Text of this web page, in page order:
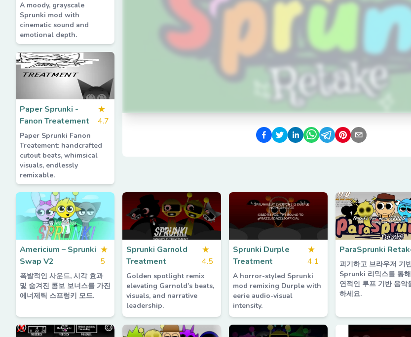
A moody, grayscale
Sprunki mod with
cinematic sound and
emotional depth.
Paper Sprunki -
Fanon Treatement
★
4.7
Paper Sprunki Fanon
Treatement: handcrafted
cutout beats, whimsical
visuals, endlessly
remixable.
Americium – Sprunki
Swap V2
★
5
폭발적인 사운드, 시각 효과
및 숨겨진 콤보 보너스를 가진
에너제틱 스프렁키 모드.
Sprunki Garnold
Treatment
★
4.5
Golden spotlight remix
elevating Garnold’s beats,
visuals, and narrative
leadership.
Sprunki Durple
Treatment
★
4.1
A horror-styled Sprunki
mod remixing Durple with
eerie audio-visual
intensity.
ParaSprunki
괴기하고 브라우저 기
Sprunki 리믹스를 통
연적인 루프 기반 음악
하세요.